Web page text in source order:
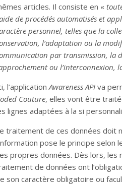
articles. Il consiste en «
de procédés automatisés et
personnel, telles que la
l’adaptation ou la
par transmission, la
ou l’interconnexion,
l’applicationAwareness APIva
Couture, elles vont être
lignes adaptées à la si
traitement de ces données doit
pose le principe selon
propres données. Dès lors,
de données ont
son caractère obligatoire ou